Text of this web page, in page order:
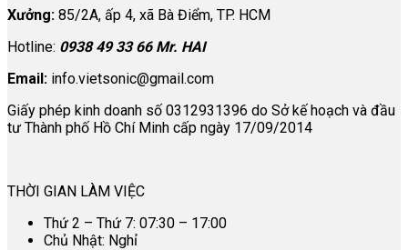
Xưởng: 85/2A, ấp 4, xã Bà Điểm, TP. HCM
Hotline: 0938 49 33 66 Mr. HAI
Email: info.vietsonic@gmail.com
Giấy phép kinh doanh số 0312931396 do Sở kế hoạch và đầu
tư Thành phố Hồ Chí Minh cấp ngày 17/09/2014
THỜI GIAN LÀM VIỆC
Thứ 2 – Thứ 7: 07:30 – 17:00
Chủ Nhật: Nghỉ